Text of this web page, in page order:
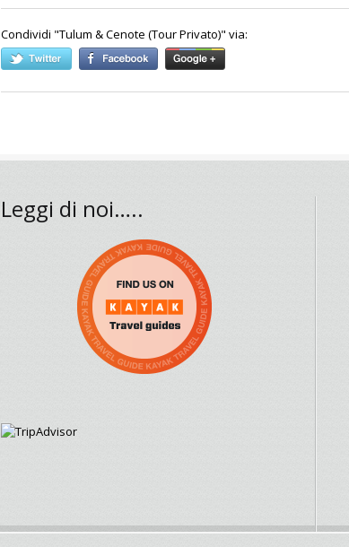
Condividi "Tulum & Cenote (Tour Privato)" via:
Leggi di noi…..